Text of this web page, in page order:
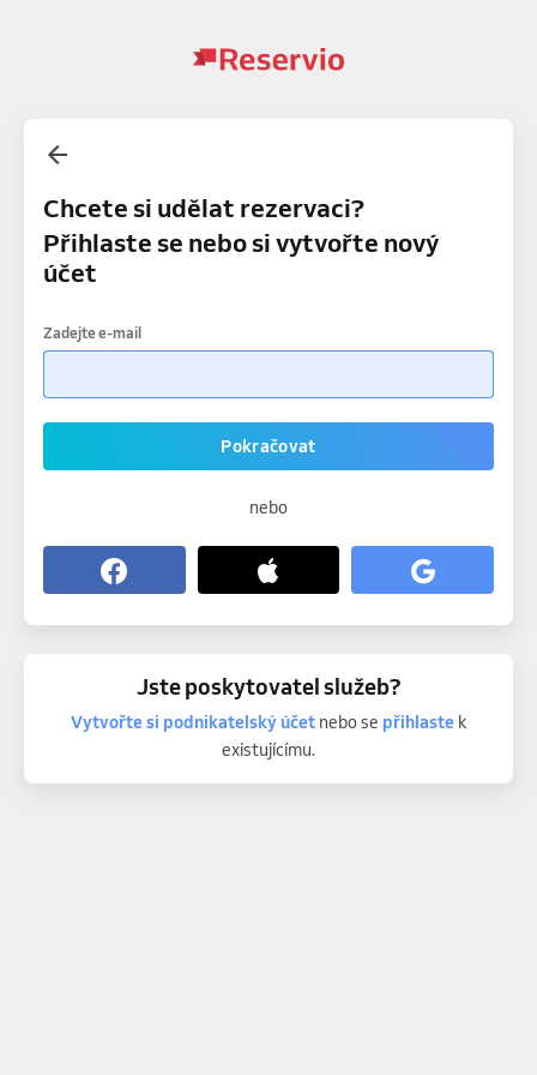
Chcete si udělat rezervaci?
Přihlaste se nebo si vytvořte nový
účet
Zadejte e-mail
Pokračovat
nebo
Jste poskytovatel služeb?
Vytvořte si podnikatelský účetnebo se přihlastek
existujícímu.